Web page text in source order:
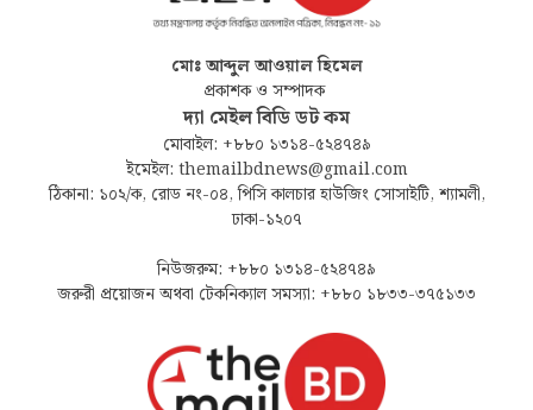
মোঃ আব্দুল আওয়াল হিমেল
প্রকাশক ও সম্পাদক
দ্যা মেইল বিডি ডট কম
মোবাইল: +৮৮০ ১৩১৪-৫২৪৭৪৯
ইমেইল: themailbdnews@gmail.com
ঠিকানা: ১০২/ক, রোড নং-০৪, পিসি কালচার হাউজিং সোসাইটি, শ্যামলী,
ঢাকা-১২০৭
নিউজরুম: +৮৮০ ১৩১৪-৫২৪৭৪৯
জরুরী প্রয়োজন অথবা টেকনিক্যাল সমস্যা: +৮৮০ ১৮৩৩-৩৭৫১৩৩